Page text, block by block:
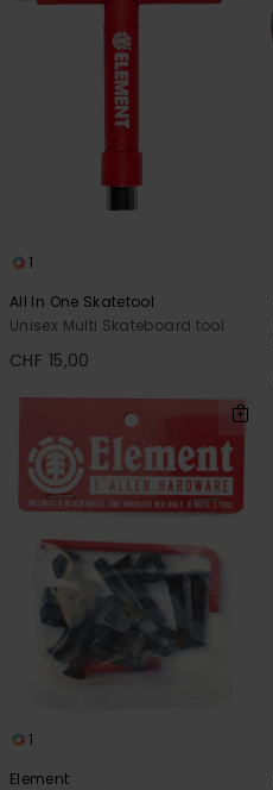
1
All In One Skatetool
Unisex Multi Skateboard tool
CHF 15,00
1
Element